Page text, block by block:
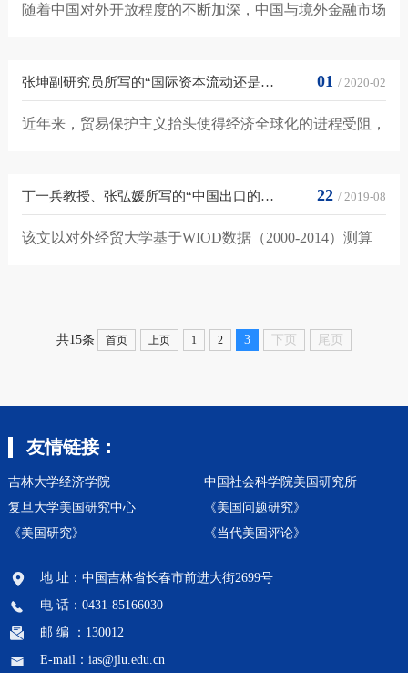
随着中国对外开放程度的不断加深，中国与境外金融市场
张坤副研究员所写的“国际资本流动还是国际贸易—金融危机后全球经济... 01 / 2020-02
近年来，贸易保护主义抬头使得经济全球化的进程受阻，
丁一兵教授、张弘媛所写的“中国出口的国内增加值的规模和结构的影响... 22 / 2019-08
该文以对外经贸大学基于WIOD数据（2000-2014）测算
共15条 首页 上页 1 2 3 下页 尾页
友情链接：
吉林大学经济学院
中国社会科学院美国研究所
复旦大学美国研究中心
《美国问题研究》
《美国研究》
《当代美国评论》
地 址：中国吉林省长春市前进大街2699号
电 话：0431-85166030
邮 编 ：130012
E-mail：ias@jlu.edu.cn